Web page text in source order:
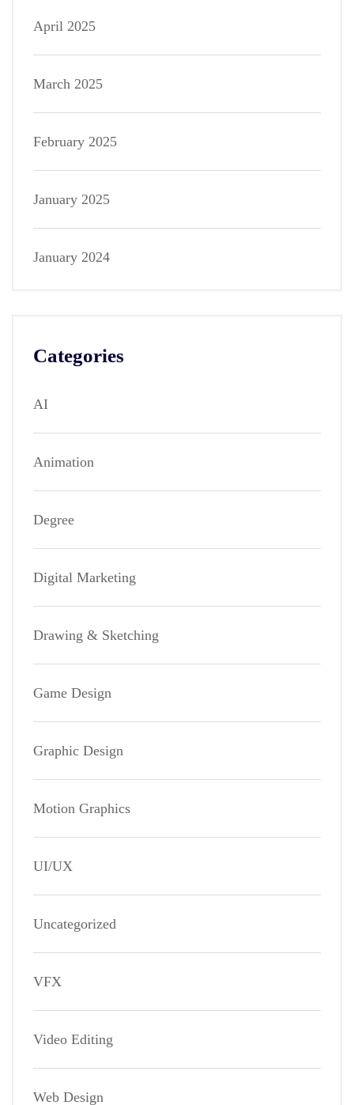
April 2025
March 2025
February 2025
January 2025
January 2024
Categories
AI
Animation
Degree
Digital Marketing
Drawing & Sketching
Game Design
Graphic Design
Motion Graphics
UI/UX
Uncategorized
VFX
Video Editing
Web Design